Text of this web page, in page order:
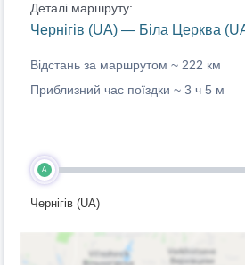
Деталі маршруту:
Чернігів (UA) — Біла Церква
Відстань за маршрутом ~ 222 км
Приблизний час поїздки ~ 3 ч 5 м
A
Чернігів (UA)